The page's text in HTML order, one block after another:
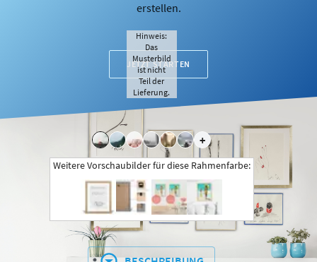
erstellen.
JETZT STARTEN
+
Hinweis:
Das
Musterbild
ist nicht
Teil der
Lieferung.
Weitere Vorschaubilder für diese Rahmenfarbe: